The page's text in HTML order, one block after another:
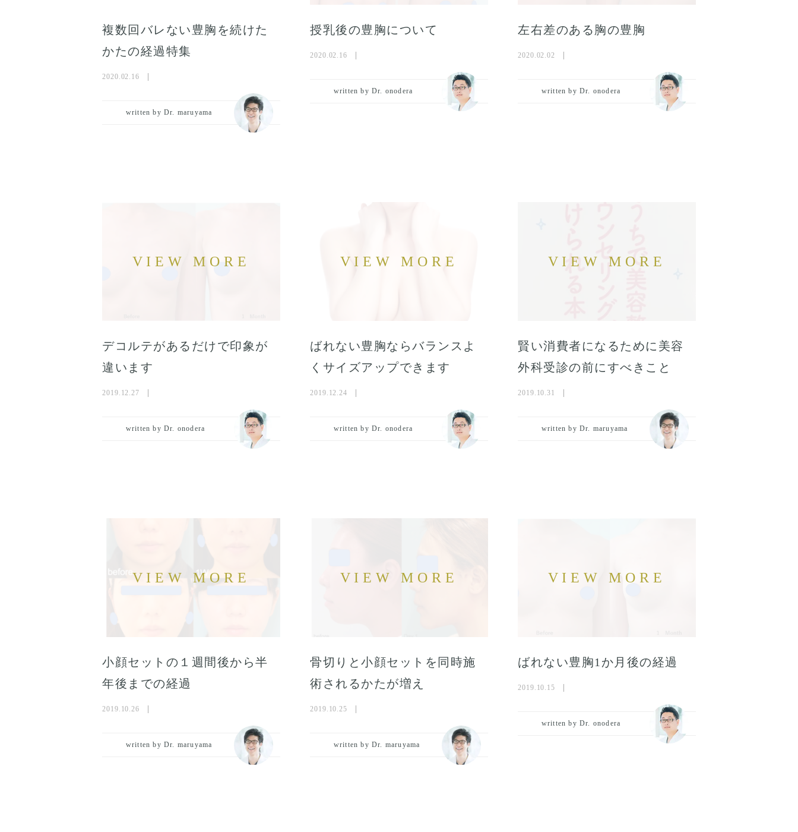
複数回バレない豊胸を続けた
かたの経過特集
2020.02.16
written by Dr. maruyama
授乳後の豊胸について
2020.02.16
written by Dr. onodera
左右差のある胸の豊胸
2020.02.02
written by Dr. onodera
デコルテがあるだけで印象が
違います
2019.12.27
written by Dr. onodera
ばれない豊胸ならバランスよ
くサイズアップできます
2019.12.24
written by Dr. onodera
賢い消費者になるために美容
外科受診の前にすべきこと
2019.10.31
written by Dr. maruyama
小顔セットの１週間後から半
年後までの経過
2019.10.26
written by Dr. maruyama
骨切りと小顔セットを同時施
術されるかたが増え
2019.10.25
written by Dr. maruyama
ばれない豊胸1か月後の経過
2019.10.15
written by Dr. onodera